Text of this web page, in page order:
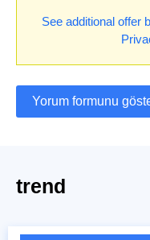
See additional offer
Yorum formunu
trend